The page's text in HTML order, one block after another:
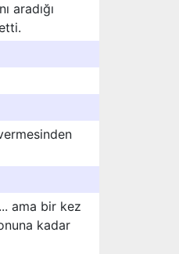
aradığı
ama bir kez
kadar